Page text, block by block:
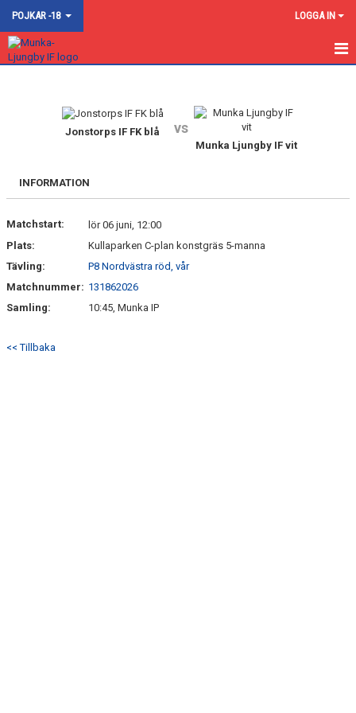
POJKAR -18 LOGGA IN
MATCHER
TRUPPEN
BILDGALLERI
DOKUMENT
Jonstorps IF FK blå vs
Munka Ljungby IF vit
INFORMATION
Matchstart:
lör 06 juni, 12:00
Plats:
Kullaparken C-plan konstgräs 5-manna
Tävling:
P8 Nordvästra röd, vår
Matchnummer: 131862026
Samling:
10:45, Munka IP
<< Tillbaka